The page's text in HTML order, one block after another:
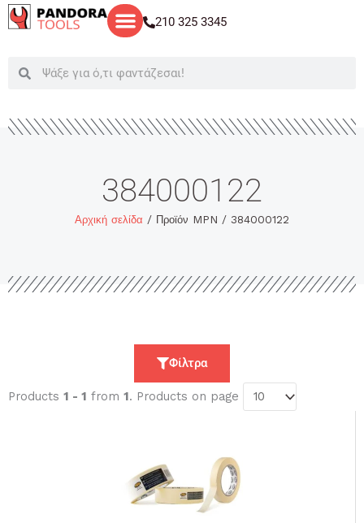
Μετάβαση
στο
210 325 3345
SearchSearch
384000122
Αρχική σελίδα / Προϊόν MPN / 384000122
Φίλτρα
Products 1 - 1 from 1. Products on page